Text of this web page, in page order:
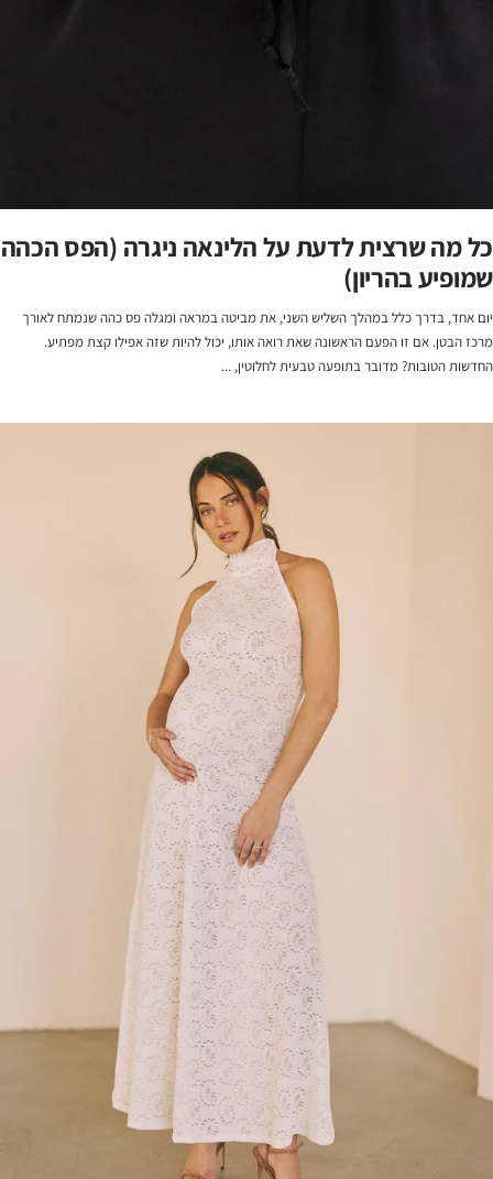
כל מה שרצית לדעת על הלינאה ניגרה (הפס הכהה
שמופיע בהריון)
יום אחד, בדרך כלל במהלך השליש השני, את מביטה במראה ומגלה פס כהה שנמתח לאורך
מרכז הבטן. אם זו הפעם הראשונה שאת רואה אותו, יכול להיות שזה אפילו קצת מפתיע.
החדשות הטובות? מדובר בתופעה טבעית לחלוטין, ...